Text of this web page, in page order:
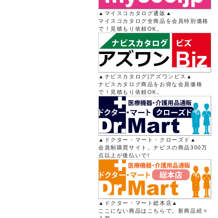
▲マイスコカタログ通販▲
マイスコカタログ全商品を会員特別価格
で！見積もり依頼OK。
▲ナビスカタログ|アズワンビス▲
ナビスカタログ商品をお得な会員価格
で！見積もり依頼OK。
▲ドクター・マート・クローズド▲
会員制購買サイト。ナビスの商品300万
点以上が後払いで!
▲ドクター・マート総本店▲
ここにない商品はこちらで。新商品続々